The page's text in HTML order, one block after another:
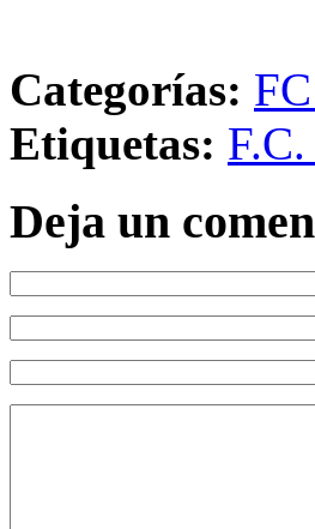
Categorías:
Etiquetas:
Deja un